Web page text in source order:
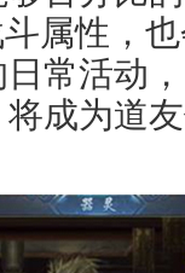
属性，
常活动
成为道